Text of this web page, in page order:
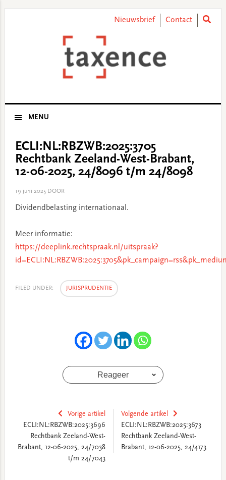
Nieuwsbrief Contact
MENU
ECLI:NL:RBZWB:2025:3705
Rechtbank Zeeland-West-Brabant,
12-06-2025, 24/8096 t/m 24/8098
19 juni 2025DOOR
Dividendbelasting internationaal.
Meer informatie:
https://deeplink.rechtspraak.nl/uitspraak?
FILED UNDER: JURISPRUDENTIE
Reageer
Vorige artikel
ECLI:NL:RBZWB:2025:3696
Rechtbank Zeeland-West-
Brabant, 12-06-2025, 24/7038
t/m 24/7043
Volgende artikel
ECLI:NL:RBZWB:2025:3673
Rechtbank Zeeland-West-
Brabant, 12-06-2025, 24/4173